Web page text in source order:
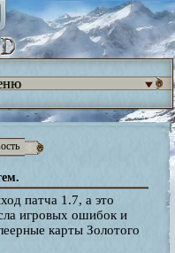
патча 1.7, а это
игровых ошибок и
карты Золотого